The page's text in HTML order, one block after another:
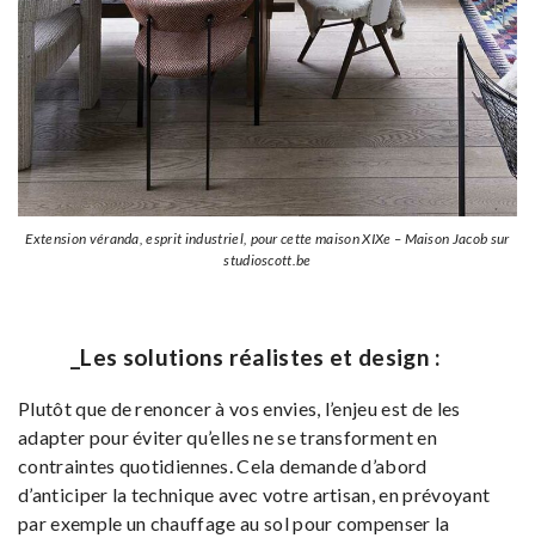
Extension véranda, esprit industriel, pour cette maison XIXe – Maison Jacob sur
studioscott.be
_Les solutions réalistes et design :
Plutôt que de renoncer à vos envies, l’enjeu est de les
adapter pour éviter qu’elles ne se transforment en
contraintes quotidiennes. Cela demande d’abord
d’anticiper la technique avec votre artisan, en prévoyant
par exemple un chauffage au sol pour compenser la